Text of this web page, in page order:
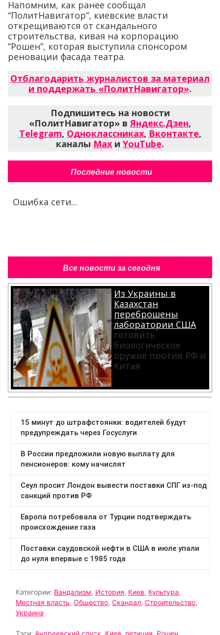
Напомним, как ранее сообщал
“ПолитНавигатор”, киевские власти
открещиваются от скандального
строительства, кивая на корпорацию
“Рошен”, которая выступила спонсором
реновации фасада театра.
Отблагодарить журналистов за материал
и поддержать «ПолитНавигатор».
Подпишитесь на новости
«ПолитНавигатор» вЯндекс.Дзен,
Telegram, Одноклассниках, Вконтакте,
каналы Max и YouTube.
Последние новости
Ошибка сети...
Все новости за сегодня
Из Украины в
Казахстан
переброшены
лаборатории США
готовить
биологическое
оружие против РФ и
Китая
Категории: Вандализм, История, Киев, Культура,
Местная власть, Общество, Скандал, Строительство,
Украина